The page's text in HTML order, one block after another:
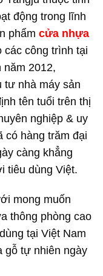
động trong lĩnh
phẩm cửa nhựa
các công trình tại
năm 2012,
tư nhà máy sản
tên tuổi trên thị
nghiệp & uy
có hàng trăm đại
càng khẳng
tiêu dùng Việt.
mong muốn
thông phòng cao
tại Việt Nam
gỗ tự nhiên ngày